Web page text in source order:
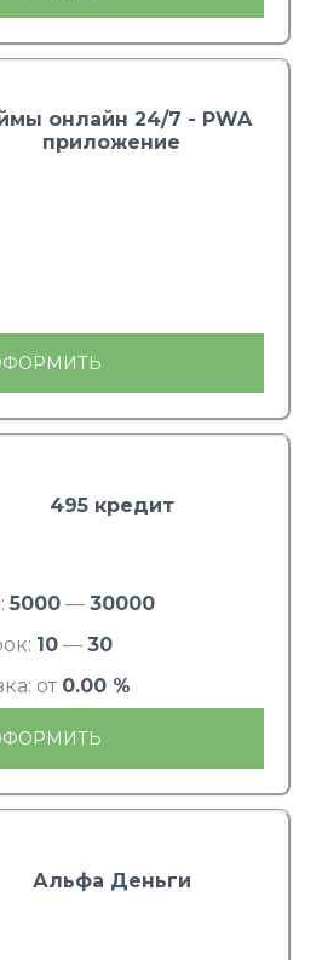
онлайн 24/7 - PWA
приложение
495 кредит
5000 — 30000
10 — 30
от 0.00 %
Альфа Деньги